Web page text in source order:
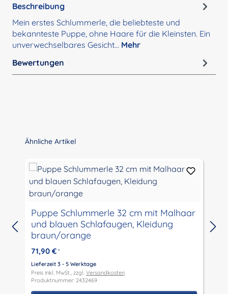
Beschreibung
Mein erstes Schlummerle, die beliebteste und
bekannteste Puppe, ohne Haare für die Kleinsten. Ein
unverwechselbares Gesicht… Mehr
Bewertungen
Produktgalerie überspringen
Ähnliche Artikel
Puppe Schlummerle 32 cm mit Malhaar
und blauen Schlafaugen, Kleidung
braun/orange
71,90 € *
Lieferzeit 3 - 5 Werktage
Preis inkl. MwSt., zzgl. Versandkosten
Produktnummer: 2432469